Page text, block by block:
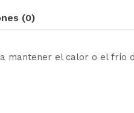
(0)
mantener el calor o el frío